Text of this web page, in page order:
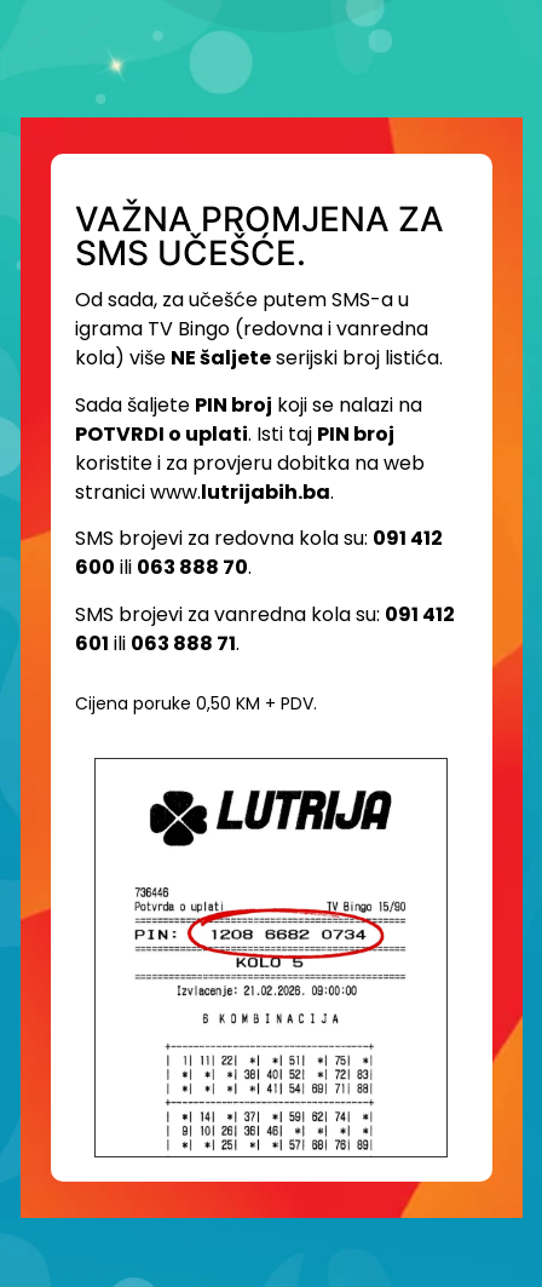
VAŽNA PROMJENA ZA
SMS UČEŠĆE.
Od sada, za učešće putem SMS-a u
igrama TV Bingo (redovna i vanredna
kola) više NE šaljeteserijski broj listića.
Sada šaljete PIN broj koji se nalazi na
POTVRDI o uplati. Isti taj PIN broj
koristite i za provjeru dobitka na web
stranici www.lutrijabih.ba.
SMS brojevi za redovna kola su: 091 412
600 ili 063 888 70.
SMS brojevi za vanredna kola su: 091 412
601 ili 063 888 71.
Cijena poruke 0,50 KM + PDV.